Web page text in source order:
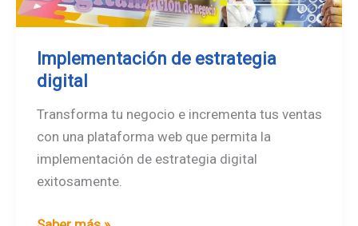
Implementación de estrategia
digital
Transforma tu negocio e incrementa tus ventas
con una plataforma web que permita la
implementación de estrategia digital
exitosamente.